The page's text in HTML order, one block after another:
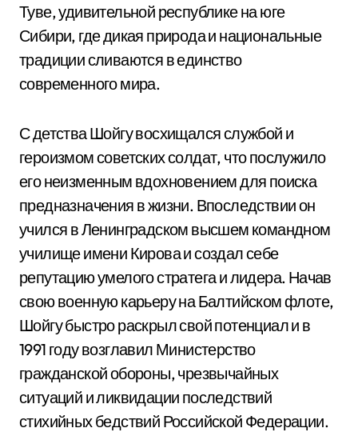
Туве, удивительной республике на юге
Сибири, где дикая природа и национальные
традиции сливаются в единство
современного мира.
С детства Шойгу восхищался службой и
героизмом советских солдат, что послужило
его неизменным вдохновением для поиска
предназначения в жизни. Впоследствии он
учился в Ленинградском высшем командном
училище имени Кирова и создал себе
репутацию умелого стратега и лидера. Начав
свою военную карьеру на Балтийском флоте,
Шойгу быстро раскрыл свой потенциал и в
1991 году возглавил Министерство
гражданской обороны, чрезвычайных
ситуаций и ликвидации последствий
стихийных бедствий Российской Федерации.